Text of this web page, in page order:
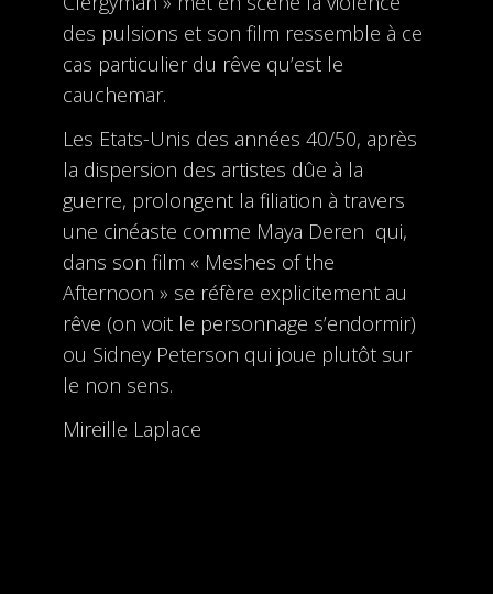
des pulsions et son film ressemble à ce
cas particulier du rêve qu’est le
cauchemar.
Les Etats-Unis des années 40/50, après
la dispersion des artistes dûe à la
guerre, prolongent la filiation à travers
une cinéaste comme Maya Deren qui,
dans son film « Meshes of the
Afternoon » se réfère explicitement au
rêve (on voit le personnage s’endormir)
ou Sidney Peterson qui joue plutôt sur
le non sens.
Mireille Laplace